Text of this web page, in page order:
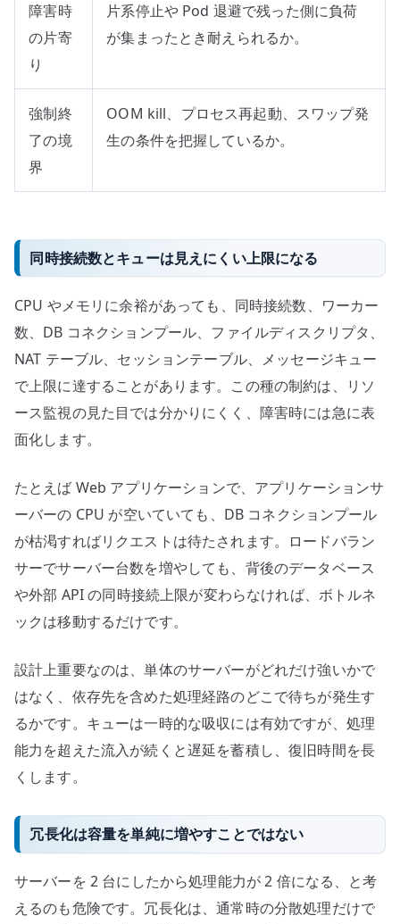
障害時
の片寄
り
片系停止や Pod 退避で残った側に負荷
が集まったとき耐えられるか。
強制終
了の境
界
OOM kill、プロセス再起動、スワップ発
生の条件を把握しているか。
同時接続数とキューは見えにくい上限になる
CPU やメモリに余裕があっても、同時接続数、ワーカー
数、DB コネクションプール、ファイルディスクリプタ、
NAT テーブル、セッションテーブル、メッセージキュー
で上限に達することがあります。この種の制約は、リソ
ース監視の見た目では分かりにくく、障害時には急に表
面化します。
たとえば Web アプリケーションで、アプリケーションサ
ーバーの CPU が空いていても、DB コネクションプール
が枯渇すればリクエストは待たされます。ロードバラン
サーでサーバー台数を増やしても、背後のデータベース
や外部 API の同時接続上限が変わらなければ、ボトルネ
ックは移動するだけです。
設計上重要なのは、単体のサーバーがどれだけ強いかで
はなく、依存先を含めた処理経路のどこで待ちが発生す
るかです。キューは一時的な吸収には有効ですが、処理
能力を超えた流入が続くと遅延を蓄積し、復旧時間を長
くします。
冗長化は容量を単純に増やすことではない
サーバーを 2 台にしたから処理能力が 2 倍になる、と考
えるのも危険です。冗長化は、通常時の分散処理だけで